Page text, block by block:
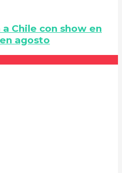
Chile con show en
agosto